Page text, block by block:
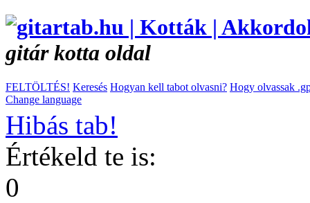
gitár kotta oldal
FELTÖLTÉS! Keresés Hogyan kell tabot olvasni? Hogy olvassak
Change language
Hibás tab!
Értékeld te is:
0